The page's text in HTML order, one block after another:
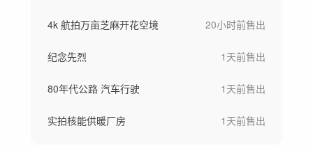
4k 航拍万亩芝麻开花空境 20小时前售出
纪念先烈 1天前售出
80年代公路 汽车行驶 1天前售出
实拍核能供暖厂房 1天前售出